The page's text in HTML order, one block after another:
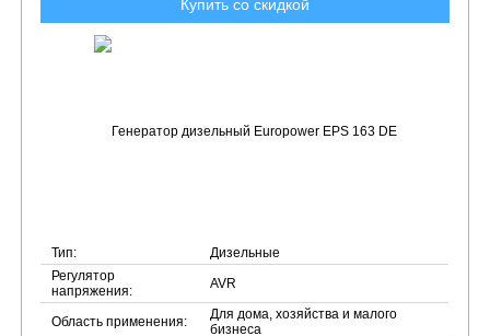
Купить со скидкой
Тип:
Дизельные
Регулятор
напряжения:
AVR
Область применения:
Для дома, хозяйства и малого
бизнеса